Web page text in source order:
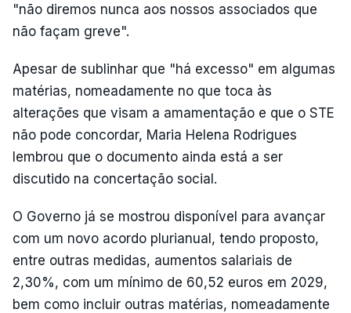
"não diremos nunca aos nossos associados que
não façam greve".
Apesar de sublinhar que "há excesso" em algumas
matérias, nomeadamente no que toca às
alterações que visam a amamentação e que o STE
não pode concordar, Maria Helena Rodrigues
lembrou que o documento ainda está a ser
discutido na concertação social.
O Governo já se mostrou disponível para avançar
com um novo acordo plurianual, tendo proposto,
entre outras medidas, aumentos salariais de
2,30%, com um mínimo de 60,52 euros em 2029,
bem como incluir outras matérias, nomeadamente